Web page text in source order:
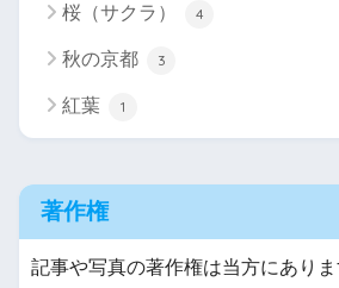
桜（サクラ） 4
秋の京都 3
紅葉 1
著作権
記事や写真の著作権は当方にあり